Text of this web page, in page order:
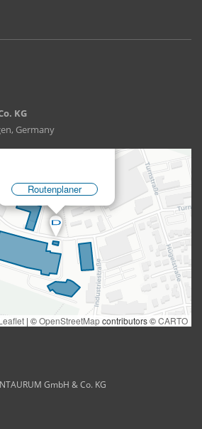
KG
Germany
GmbH & Co. KG